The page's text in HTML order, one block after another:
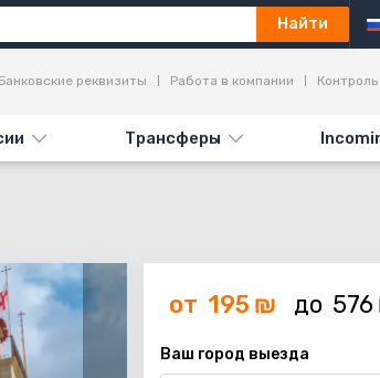
Найти
Трансферы
Банковские реквизиты Работа в компании
от 195 ₪ до 576
Ваш город выезда